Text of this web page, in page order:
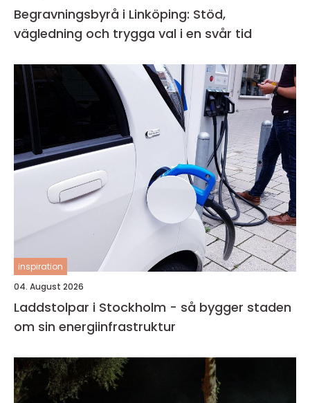
Begravningsbyrå i Linköping: Stöd,
vägledning och trygga val i en svår tid
inspiration
04. August 2026
Laddstolpar i Stockholm - så bygger staden
om sin energiinfrastruktur